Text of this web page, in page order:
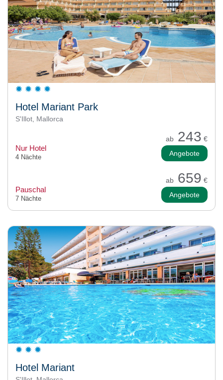
Hotel Mariant Park
S'Illot, Mallorca
ab 243 €
Nur Hotel
4 Nächte Angebote
ab 659 €
Pauschal
7 Nächte Angebote
Hotel Mariant